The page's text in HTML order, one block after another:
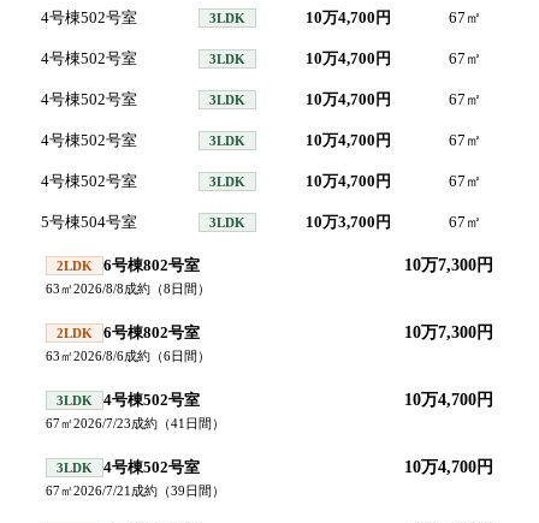
4号棟502号室 3LDK 10万4,700円 67 ㎡
4号棟502号室 3LDK 10万4,700円 67 ㎡
4号棟502号室 3LDK 10万4,700円 67 ㎡
4号棟502号室 3LDK 10万4,700円 67 ㎡
4号棟502号室 3LDK 10万4,700円 67 ㎡
5号棟504号室 3LDK 10万3,700円 67 ㎡
2LDK 6号棟802号室 10万7,300円
63㎡2026/8/8成約 （8日間）
2LDK 6号棟802号室 10万7,300円
63㎡2026/8/6成約 （6日間）
3LDK 4号棟502号室 10万4,700円
67㎡2026/7/23成約 （41 日間）
3LDK 4号棟502号室 10万4,700円
67㎡2026/7/21 成約 （39日間）